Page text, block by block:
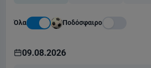
Όλα Ποδόσφαιρο
09.08.2026